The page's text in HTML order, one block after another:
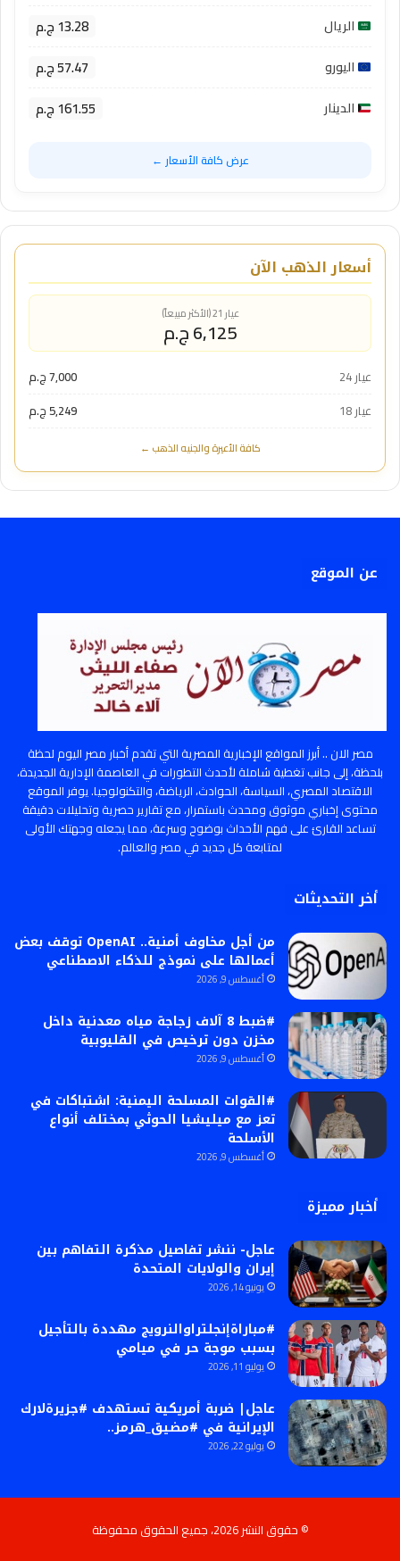
الريال 13.28 ج.م
اليورو 57.47 ج.م
الدينار 161.55 ج.م
عرض كافة الأسعار ←
أسعار الذهب الآن
عيار 21 (الأكثر مبيعاً)
6,125 ج.م
عيار 24
7,000 ج.م
عيار 18
5,249 ج.م
كافة الأعيرة والجنيه الذهب ←
عن الموقع
مصر الان .. أبرز المواقع الإخبارية المصرية التي تقدم أخبار مصر اليوم لحظة
بلحظة، إلى جانب تغطية شاملة لأحدث التطورات في العاصمة الإدارية الجديدة،
الاقتصاد المصري، السياسة، الحوادث، الرياضة، والتكنولوجيا. يوفر الموقع
محتوى إخباري موثوق ومحدث باستمرار، مع تقارير حصرية وتحليلات دقيقة
تساعد القارئ على فهم الأحداث بوضوح وسرعة، مما يجعله وجهتك الأولى
لمتابعة كل جديد في مصر والعالم.
أخر التحديثات
من أجل مخاوف أمنية.. OpenAI توقف بعض
أعمالها على نموذج للذكاء الاصطناعي
أغسطس 9, 2026
#ضبط 8 آلاف زجاجة مياه معدنية داخل
مخزن دون ترخيص في القليوبية
أغسطس 9, 2026
#القوات المسلحة اليمنية: اشتباكات في
تعز مع ميليشيا الحوثي بمختلف أنواع
الأسلحة
أغسطس 9, 2026
أخبار مميزة
عاجل- ننشر تفاصيل مذكرة التفاهم بين
إيران والولايات المتحدة
يونيو 14, 2026
#مباراةإنجلتراوالنرويج مهددة بالتأجيل
بسبب موجة حر في ميامي
يوليو 11, 2026
عاجل| ضربة أمريكية تستهدف #جزيرةلارك
الإيرانية في #مضيق_هرمز..
يوليو 22, 2026
© حقوق النشر 2026، جميع الحقوق محفوظة